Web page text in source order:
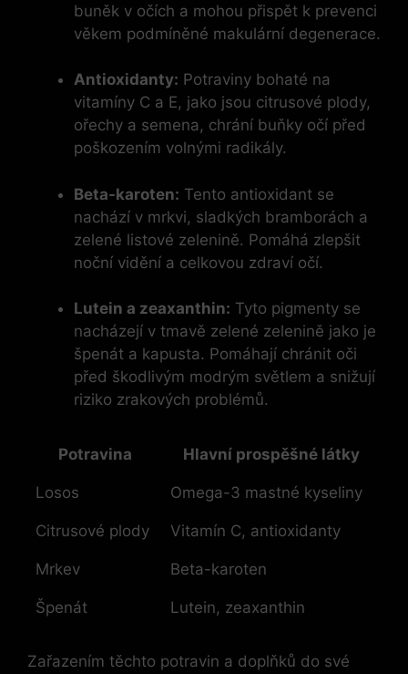
buněk v očích a mohou přispět k prevenci
věkem podmíněné makulární degenerace.
Antioxidanty: Potraviny bohaté na
vitamíny C a E, jako jsou citrusové plody,
ořechy a semena, chrání buňky očí před
poškozením volnými radikály.
Beta-karoten: Tento antioxidant se
nachází v mrkvi, sladkých bramborách a
zelené listové zelenině. Pomáhá zlepšit
noční vidění a celkovou zdraví očí.
Lutein a zeaxanthin: Tyto pigmenty se
nacházejí v tmavě zelené zelenině jako je
špenát a kapusta. Pomáhají chránit oči
před škodlivým modrým světlem a snižují
riziko zrakových problémů.
Potravina Hlavní prospěšné látky
Losos Omega-3 mastné kyseliny
Citrusové plody Vitamín C, antioxidanty
Mrkev Beta-karoten
Špenát Lutein, zeaxanthin
Zařazením těchto potravin a doplňků do své